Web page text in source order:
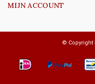
MIJN ACCOUNT
© Copyright